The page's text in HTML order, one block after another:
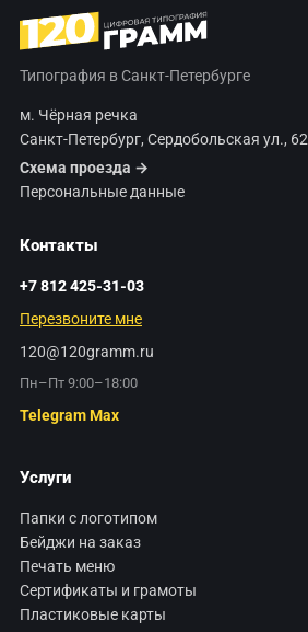
Типография в Санкт-Петербурге
м. Чёрная речка
Санкт-Петербург, Сердобольская ул., 62
Схема проезда →
Персональные данные
Контакты
+7 812 425-31-03
Перезвоните мне
120@120gramm.ru
Пн–Пт 9:00–18:00
TelegramMax
Услуги
Папки с логотипом
Бейджи на заказ
Печать меню
Сертификаты и грамоты
Пластиковые карты